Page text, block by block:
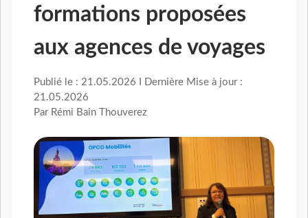
formations proposées
aux agences de voyages
Publié le : 21.05.2026 I Dernière Mise à jour :
21.05.2026
Par Rémi Bain Thouverez